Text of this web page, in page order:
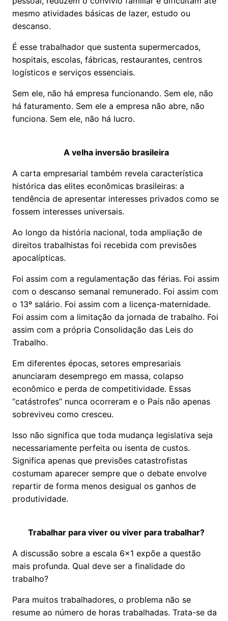
mesmo atividades básicas de lazer, estudo ou
descanso.
É esse trabalhador que sustenta supermercados,
hospitais, escolas, fábricas, restaurantes, centros
logísticos e serviços essenciais.
Sem ele, não há empresa funcionando. Sem ele, não
há faturamento. Sem ele a empresa não abre, não
funciona. Sem ele, não há lucro.
A velha inversão brasileira
A carta empresarial também revela característica
histórica das elites econômicas brasileiras: a
tendência de apresentar interesses privados como se
fossem interesses universais.
Ao longo da história nacional, toda ampliação de
direitos trabalhistas foi recebida com previsões
apocalípticas.
Foi assim com a regulamentação das férias. Foi assim
com o descanso semanal remunerado. Foi assim com
o 13º salário. Foi assim com a licença-maternidade.
Foi assim com a limitação da jornada de trabalho. Foi
assim com a própria Consolidação das Leis do
Trabalho.
Em diferentes épocas, setores empresariais
anunciaram desemprego em massa, colapso
econômico e perda de competitividade. Essas
“catástrofes” nunca ocorreram e o País não apenas
sobreviveu como cresceu.
Isso não significa que toda mudança legislativa seja
necessariamente perfeita ou isenta de custos.
Significa apenas que previsões catastrofistas
costumam aparecer sempre que o debate envolve
repartir de forma menos desigual os ganhos de
produtividade.
Trabalhar para viver ou viver para trabalhar?
A discussão sobre a escala 6x1 expõe a questão
mais profunda. Qual deve ser a finalidade do
trabalho?
Para muitos trabalhadores, o problema não se
resume ao número de horas trabalhadas. Trata-se da